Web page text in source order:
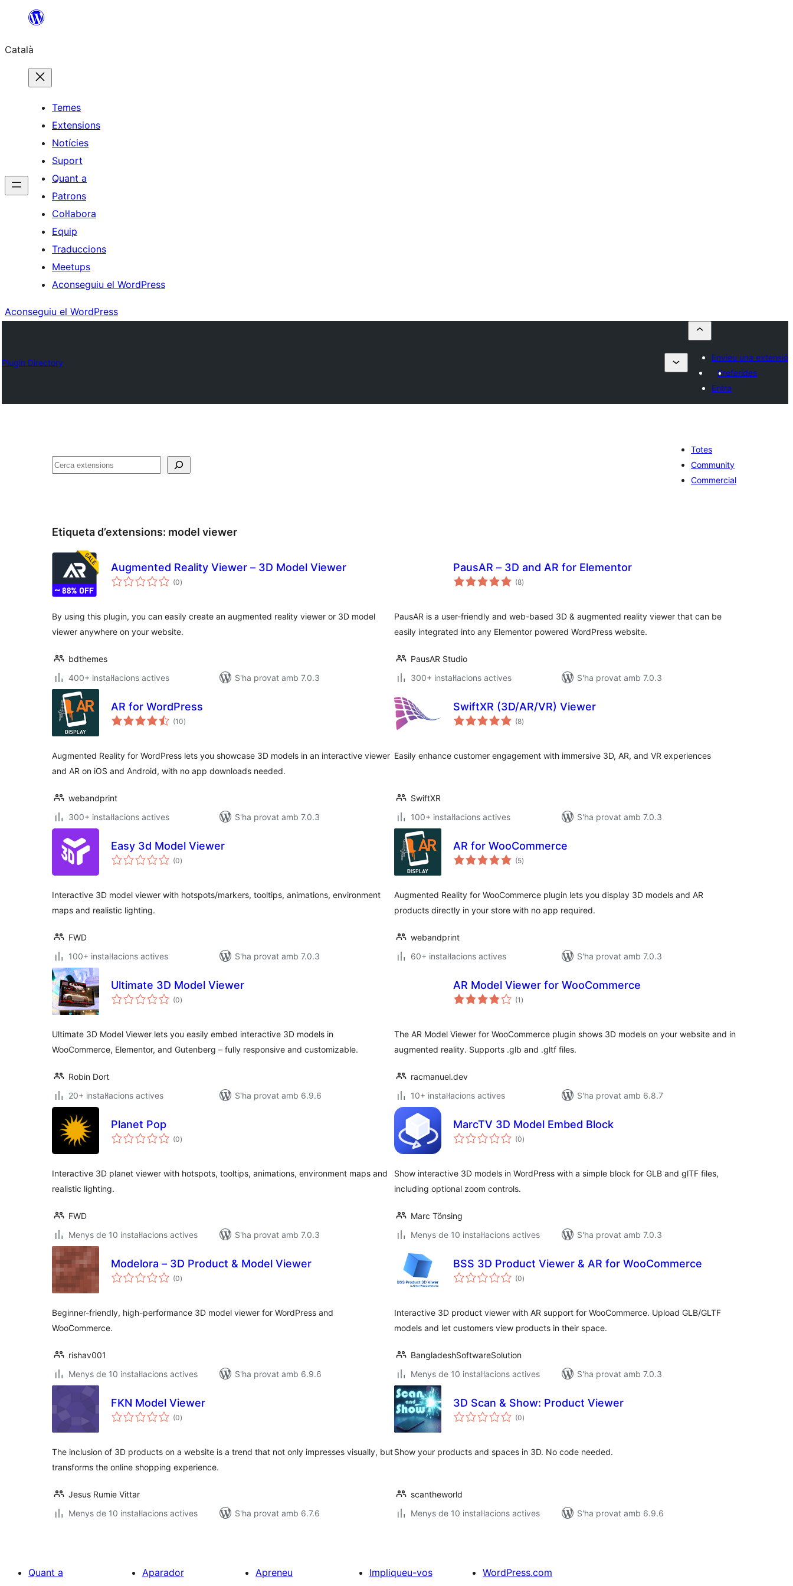
contingut
Català
Temes
Extensions
Notícies
Suport
Quant a
Patrons
Col·labora
Equip
Traduccions
Meetups
Aconseguiu el WordPress
Aconseguiu el WordPress
Plugin Directory
Envieu una extensió
Preferides
Entra
Cerca
Totes
Community
Commercial
Etiqueta d’extensions: model viewer
Augmented Reality Viewer – 3D Model Viewer
(0puntuacions
totals
)
By using this plugin, you can easily create an augmented reality viewer or 3D model
viewer anywhere on your website.
bdthemes
400+ instal·lacions actives
S'ha provat amb 7.0.3
PausAR – 3D and AR for Elementor
(8puntuacions
totals
)
PausAR is a user-friendly and web-based 3D & augmented reality viewer that can be
easily integrated into any Elementor powered WordPress website.
PausAR Studio
300+ instal·lacions actives
S'ha provat amb 7.0.3
AR for WordPress
(10puntuacions
totals
)
Augmented Reality for WordPress lets you showcase 3D models in an interactive viewer
and AR on iOS and Android, with no app downloads needed.
webandprint
300+ instal·lacions actives
S'ha provat amb 7.0.3
SwiftXR (3D/AR/VR) Viewer
(8puntuacions
totals
)
Easily enhance customer engagement with immersive 3D, AR, and VR experiences
SwiftXR
100+ instal·lacions actives
S'ha provat amb 7.0.3
Easy 3d Model Viewer
(0puntuacions
totals
)
Interactive 3D model viewer with hotspots/markers, tooltips, animations, environment
maps and realistic lighting.
FWD
100+ instal·lacions actives
S'ha provat amb 7.0.3
AR for WooCommerce
(5puntuacions
totals
)
Augmented Reality for WooCommerce plugin lets you display 3D models and AR
products directly in your store with no app required.
webandprint
60+ instal·lacions actives
S'ha provat amb 7.0.3
Ultimate 3D Model Viewer
(0puntuacions
totals
)
Ultimate 3D Model Viewer lets you easily embed interactive 3D models in
WooCommerce, Elementor, and Gutenberg – fully responsive and customizable.
Robin Dort
20+ instal·lacions actives
S'ha provat amb 6.9.6
AR Model Viewer for WooCommerce
(1 puntuacions
totals
)
The AR Model Viewer for WooCommerce plugin shows 3D models on your website and in
augmented reality. Supports .glb and .gltf files.
racmanuel.dev
10+ instal·lacions actives
S'ha provat amb 6.8.7
Planet Pop
(0puntuacions
totals
)
Interactive 3D planet viewer with hotspots, tooltips, animations, environment maps and
realistic lighting.
FWD
Menys de 10 instal·lacions actives
S'ha provat amb 7.0.3
MarcTV 3D Model Embed Block
(0puntuacions
totals
)
Show interactive 3D models in WordPress with a simple block for GLB and glTF files,
including optional zoom controls.
Marc Tönsing
Menys de 10 instal·lacions actives
S'ha provat amb 7.0.3
Modelora – 3D Product & Model Viewer
(0puntuacions
totals
)
Beginner-friendly, high-performance 3D model viewer for WordPress and
WooCommerce.
rishav001
Menys de 10 instal·lacions actives
S'ha provat amb 6.9.6
BSS 3D Product Viewer & AR for WooCommerce
(0puntuacions
totals
)
Interactive 3D product viewer with AR support for WooCommerce. Upload GLB/GLTF
models and let customers view products in their space.
BangladeshSoftwareSolution
Menys de 10 instal·lacions actives
S'ha provat amb 7.0.3
FKN Model Viewer
(0puntuacions
totals
)
The inclusion of 3D products on a website is a trend that not only impresses visually, but
transforms the online shopping experience.
Jesus Rumie Vittar
Menys de 10 instal·lacions actives
S'ha provat amb 6.7.6
3D Scan & Show: Product Viewer
(0puntuacions
totals
)
Show your products and spaces in 3D. No code needed.
scantheworld
Menys de 10 instal·lacions actives
S'ha provat amb 6.9.6
Quant a
Aparador
Apreneu
Impliqueu-vos
WordPress.com